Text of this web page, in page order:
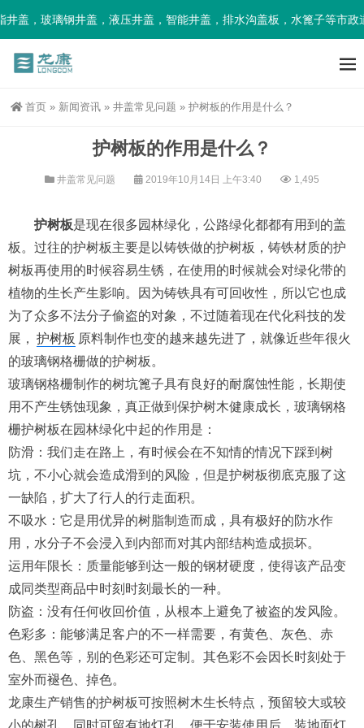
，玻璃钢井盖，液压井盖，智能井盖，排水沟盖板，水篦子等市政
首页 » 新闻资讯 » 井盖常见问题 » 护树板的作用是什么？
护树板的作用是什么？
井盖常见问题 2019年10月14日 上午3:40 1,495
护树板是现在很多园林绿化，公路绿化都都有用到的盖
板。过往的护树板主要是以铸铁做的护树板，铸铁材质的护
树板再使用的时候容易生锈，在使用的时候就会对绿化带的
植物的生长产生影响。因为铸铁具有可回收性，所以它也成
为了众多不法分子偷盗的对象，不过随着现在代化科技的发
展， 护树板 原料制作也变的越来越先进了，就像近些年很火
的玻璃钢格栅做的护树板。
玻璃钢格栅制作的树坑篦子具有良好的耐腐蚀性能，长期使
用不产生锈蚀现象，真正做到保护树木健康成长，玻璃钢格
栅护树板在园林绿化中起的作用是：
防滑：我们走在路上，有时候会在不知情的情况下踩到树
坑，不小心就会造成滑到的风险，但是护树板彻底克服了这
一缺陷，扩大了行人的行走面积。
不吸水：它是用优异的树脂制造而成，具有极好的防水作
用，水分子不会浸入到内部而对其内部结构造成损坏。
运用年限长：质量能够到达一般的钢材硬度，使得该产品变
成同类型商品中时刻时刻最长的一种。
防盗：没有任何收回价值，从根本上避免了被盗的发风险。
色彩多：能够满足客户的不一样需要，有黄色、灰色、赤
色、黑色等，别的色彩还可定制。其色彩不会因长时刻处于
室外而褪色、掉色。
龙康生产销售的护树板可按照树木生长特点，预留较大或较
小的树孔，同时可留有地灯孔，便于安装使用后，装地面灯